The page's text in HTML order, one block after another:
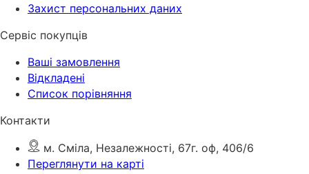
Захист персональних даних
Сервіс покупців
Ваші замовлення
Відкладені
Список порівняння
Контакти
м. Сміла, Незалежності, 67г. оф, 406/6
Переглянути на карті